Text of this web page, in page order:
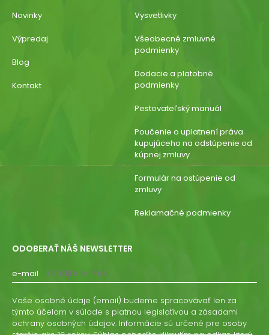
Novinky
Výpredaj
Blog
Kontakt
Vysvetlivky
Všeobecné zmluvné
podmienky
Dodacie a platobné
podmienky
Pestovateľský manuál
Poučenie o uplatnení práva
kupujúceho na odstúpenie od
kúpnej zmluvy
Formulár na ostúpenie od
zmluvy
Reklamačné podmienky
ODOBERAŤ NÁŠ NEWSLETTER
e-mail
Vaše osobné údaje (email) budeme spracovávať len za
týmto účelom v súlade s platnou legislatívou a zásadami
ochrany osobných údajov. Informácie sú určené pre osoby